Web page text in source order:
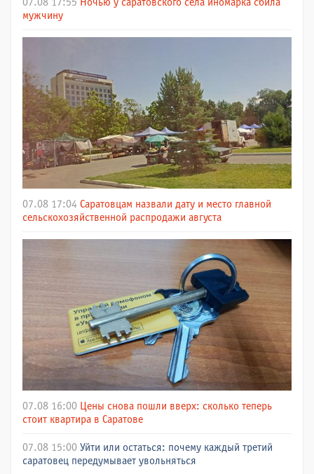
07.08 17:55 Ночью у саратовского села иномарка сбила
мужчину
07.08 17:04 Саратовцам назвали дату и место главной
сельскохозяйственной распродажи августа
07.08 16:00 Цены снова пошли вверх: сколько теперь
стоит квартира в Саратове
07.08 15:00 Уйти или остаться: почему каждый третий
саратовец передумывает увольняться